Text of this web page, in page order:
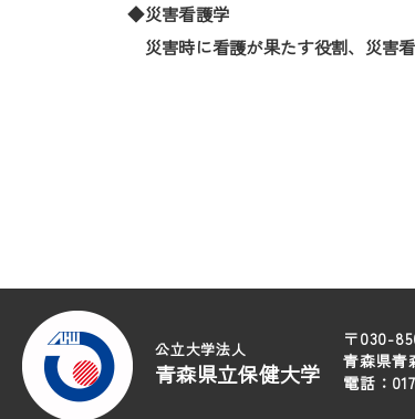
◆災害看護学
災害時に看護が果たす役割、災害看
公立大学法人
青森県立保健大学
〒030-
青森県青
電話：